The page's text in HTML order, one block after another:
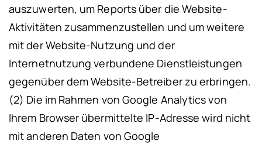
auszuwerten, um Reports über die Website-
Aktivitäten zusammenzustellen und um weitere
mit der Website-Nutzung und der
Internetnutzung verbundene Dienstleistungen
gegenüber dem Website-Betreiber zu erbringen.
(2) Die im Rahmen von Google Analytics von
Ihrem Browser übermittelte IP-Adresse wird nicht
mit anderen Daten von Google